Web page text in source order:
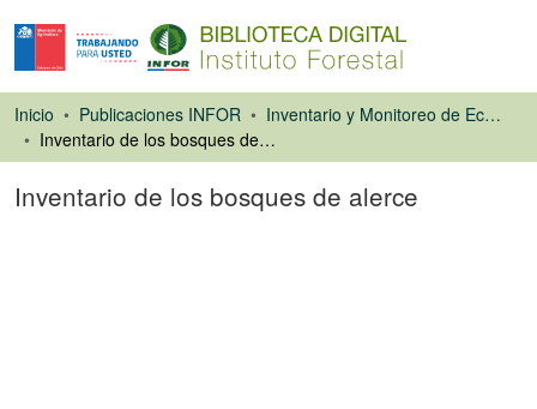
Inicio Publicaciones INFOR
Inventario y Monitoreo de Ecosistemas Forestales
Inventario de los bosques de alerce
Inventario de los bosques de alerce